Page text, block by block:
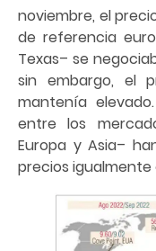
noviembre, el
de referencia
Texas– se
sin embargo, el
mantenía
entre los
Europa y Asia–
precios igualmente